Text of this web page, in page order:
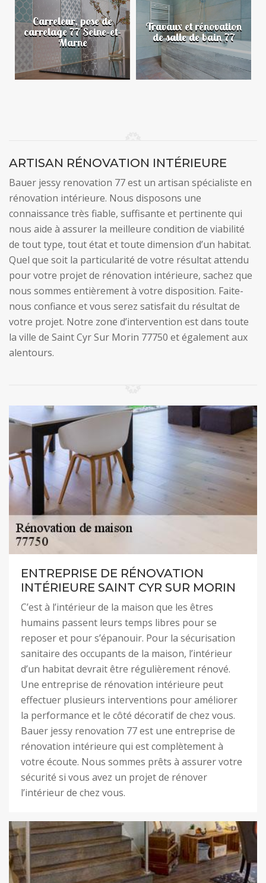
Carreleur, pose de
carrelage 77 Seine-et-
Marne
Travaux et rénovation
de salle de bain 77
ARTISAN RÉNOVATION INTÉRIEURE
Bauer jessy renovation 77 est un artisan spécialiste en
rénovation intérieure. Nous disposons une
connaissance très fiable, suffisante et pertinente qui
nous aide à assurer la meilleure condition de viabilité
de tout type, tout état et toute dimension d’un habitat.
Quel que soit la particularité de votre résultat attendu
pour votre projet de rénovation intérieure, sachez que
nous sommes entièrement à votre disposition. Faite-
nous confiance et vous serez satisfait du résultat de
votre projet. Notre zone d’intervention est dans toute
la ville de Saint Cyr Sur Morin 77750 et également aux
alentours.
ENTREPRISE DE RÉNOVATION
INTÉRIEURE SAINT CYR SUR MORIN
C’est à l’intérieur de la maison que les êtres
humains passent leurs temps libres pour se
reposer et pour s’épanouir. Pour la sécurisation
sanitaire des occupants de la maison, l’intérieur
d’un habitat devrait être régulièrement rénové.
Une entreprise de rénovation intérieure peut
effectuer plusieurs interventions pour améliorer
la performance et le côté décoratif de chez vous.
Bauer jessy renovation 77 est une entreprise de
rénovation intérieure qui est complètement à
votre écoute. Nous sommes prêts à assurer votre
sécurité si vous avez un projet de rénover
l’intérieur de chez vous.